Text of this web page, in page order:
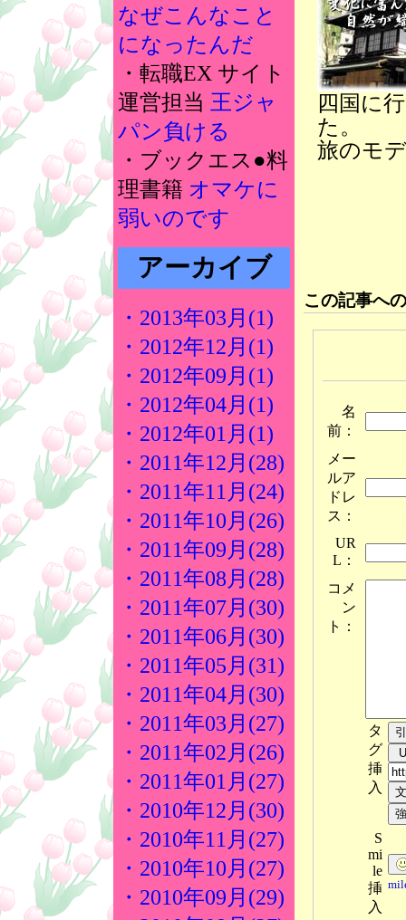
なぜこんなこと
になったんだ
・転職EX サイト
運営担当 王ジャ
パン負ける
・ブックエス●料
理書籍 オマケに
弱いのです
アーカイブ
・2013年03月(1)
・2012年12月(1)
・2012年09月(1)
・2012年04月(1)
・2012年01月(1)
・2011年12月(28)
・2011年11月(24)
・2011年10月(26)
・2011年09月(28)
・2011年08月(28)
・2011年07月(30)
・2011年06月(30)
・2011年05月(31)
・2011年04月(30)
・2011年03月(27)
・2011年02月(26)
・2011年01月(27)
・2010年12月(30)
・2010年11月(27)
・2010年10月(27)
・2010年09月(29)
四国に
た。
旅のモ
この記事へ
名
前：
メー
ルア
ドレ
ス：
UR
L：
コメ
ン
ト：
タ
グ
挿
入
S
mi
le
挿
入